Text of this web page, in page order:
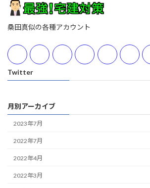
桑田真似の各種アカウント
Twitter
月別アーカイブ
2023年7月
2022年7月
2022年4月
2022年3月